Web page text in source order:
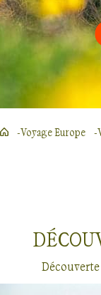
Voyage Europe